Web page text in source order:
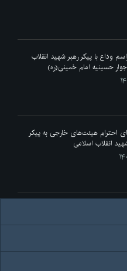
وداع با پیکر رهبر شهید انقلاب
حسینیه امام خمینی(ره)
احترام هیئت‌های خارجی به پیکر
انقلاب اسلامی